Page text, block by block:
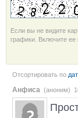
Если вы не видите
графики. Включите ее
Отсортировать по
Анфиса (аноним)